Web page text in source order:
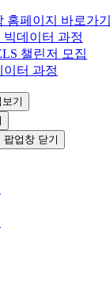
기
팝업창 닫기